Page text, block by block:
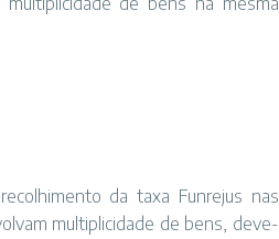
da taxa Funrejus nas
multiplicidade de bens, deve-